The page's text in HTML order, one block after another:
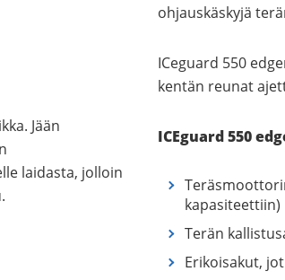
Jään
laidasta, jolloin
ohjauskäskyjä
ICeguard 550
kentän reunat
ICEguard 550
kapasiteettiin)
Terän
Erikoisakut,